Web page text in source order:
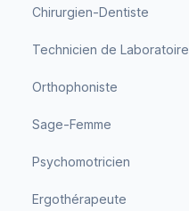
Chirurgien-Dentiste
Technicien de Laboratoire
Orthophoniste
Sage-Femme
Psychomotricien
Ergothérapeute